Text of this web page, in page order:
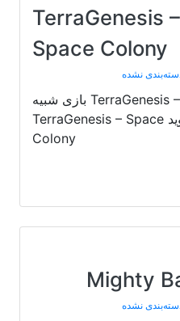
دانلود بازی TerraGenesis –
Space Colony
نشده
دانلود TerraGenesis – Space Colony بازی شبیه
سازی پیدایش حیات اندروید TerraGenesis – Space
Colony
نشده